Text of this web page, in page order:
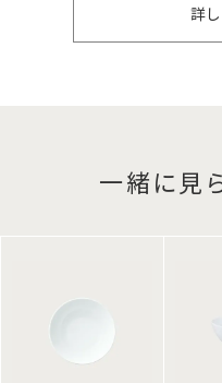
詳
一緒に見